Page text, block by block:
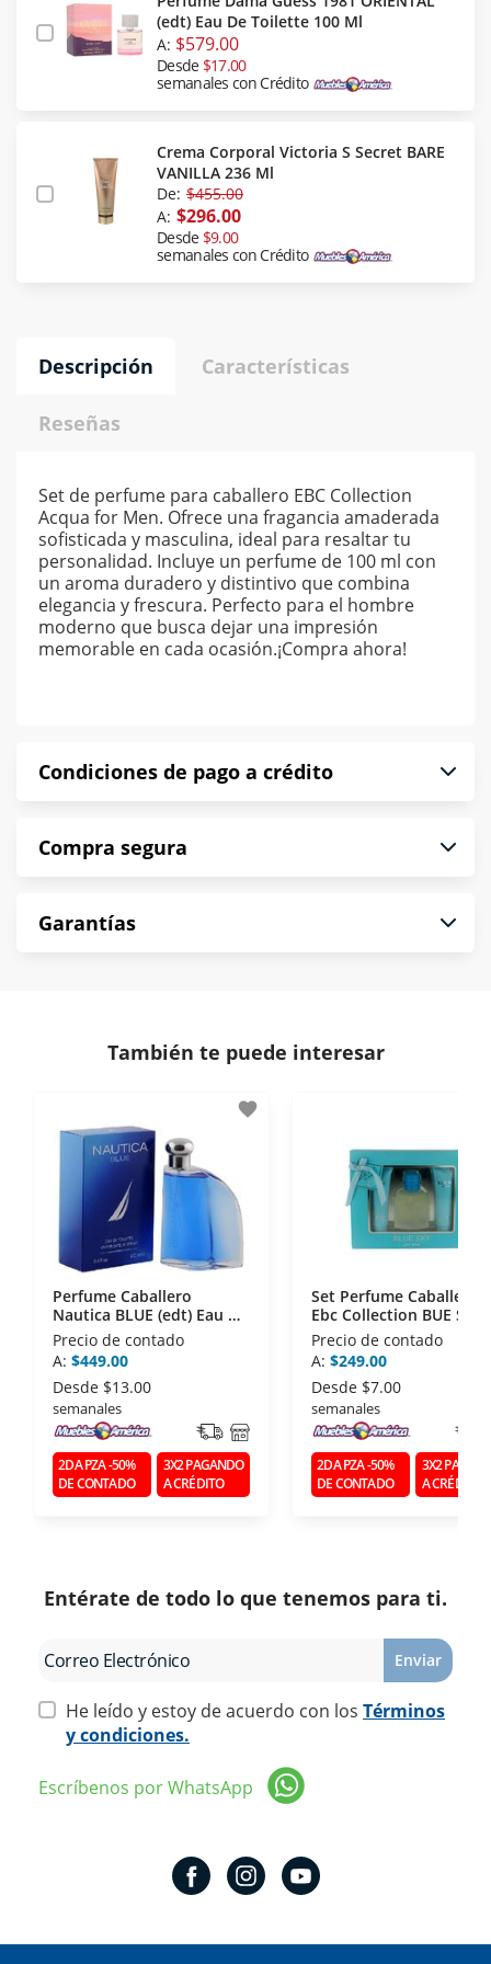
(edt) Eau De Toilette 100 Ml
A: $579.00
Desde $17.00
semanales con Crédito
Crema Corporal Victoria S Secret BARE
VANILLA 236 Ml
De: $455.00
A: $296.00
Desde $9.00
semanales con Crédito
Descripción Características
Reseñas
Set de perfume para caballero EBC Collection
Acqua for Men. Ofrece una fragancia amaderada
sofisticada y masculina, ideal para resaltar tu
personalidad. Incluye un perfume de 100 ml con
un aroma duradero y distintivo que combina
elegancia y frescura. Perfecto para el hombre
moderno que busca dejar una impresión
memorable en cada ocasión.¡Compra ahora!
Condiciones de pago a crédito
puntualmente. Al finalizar tu compra generas el
*Sujeto a aprobación de crédito conforme a
norma de Muebles América.
Compra segura
compra es segura de principio a fin.
- Certificados de seguridad SSL y Encriptación 3D.
disposiciones legales y Códigos de Ética de la
Asociación Mexicana de Internet (AIMX).
- Nos encontramos en la lista de socios Activos de
la Asociación de Internet.MX.
Garantías
También te puede interesar
favorite
Perfume Caballero
Nautica BLUE (edt) Eau De
Toilette 100 Ml
Precio de contado
A: $449.00
Desde $13.00
semanales
2DA PZA -50%
DE CONTADO
3X2 PAGANDO
A CRÉDITO
Set Perfume Caballero
Ebc Collection BUE SKY
PZS (edp) Eau De
100 Ml
Precio de contado
A: $249.00
Desde $7.00
semanales
2DA PZA -50%
DE CONTADO
3X2
A CRÉDITO
Entérate de todo lo que tenemos para ti.
Enviar
He leído y estoy de acuerdo con los Términos
y condiciones.
Escríbenos por WhatsApp